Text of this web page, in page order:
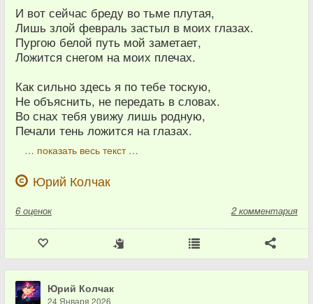
И вот сейчас бреду во тьме плутая,
Лишь злой февраль застыл в моих глазах.
Пургою белой путь мой заметает,
Ложится снегом на моих плечах.
Как сильно здесь я по тебе тоскую,
Не объяснить, не передать в словах.
Во снах тебя увижу лишь родную,
Печали тень ложится на глазах.
… показать весь текст …
Юрий Колчак
6 оценок 2 комментария
Юрий Колчак
24 Января 2026